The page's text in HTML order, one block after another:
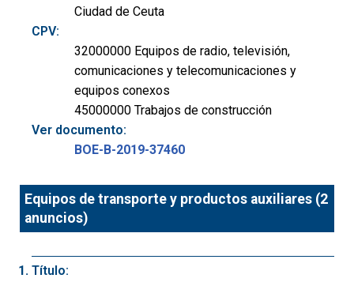
Ciudad de Ceuta
CPV:
32000000 Equipos de radio, televisión,
comunicaciones y telecomunicaciones y
equipos conexos
45000000 Trabajos de construcción
Ver documento:
BOE-B-2019-37460
Equipos de transporte y productos auxiliares (2
anuncios)
Título: